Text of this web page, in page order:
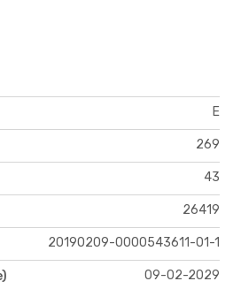
E
269
43
26419
20190209-0000543611-01-1
09-02-2029